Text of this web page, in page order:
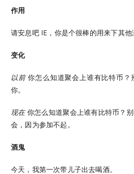
作用
请安息吧 IE，你是个很棒的用来下其他
变化
以前你怎么知道聚会上谁有比特币？
你。
现在你怎么知道聚会上谁有比特币？
会，因为参加不起。
酒鬼
今天，我第一次带儿子出去喝酒。